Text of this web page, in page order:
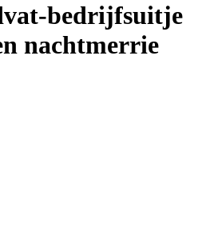
bedrijfsuitje
nachtmerrie